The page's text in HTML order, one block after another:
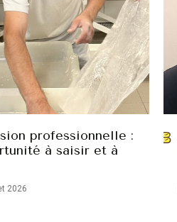
professionnelle :
à saisir et à
2026